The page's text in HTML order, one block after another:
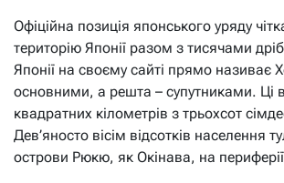
Офіційна позиція японського уряду
територію Японії разом з тисячами
Японії на своєму сайті прямо
основними, а решта – супутниками. Ці
квадратних кілометрів з трьохсот
Дев’яносто вісім відсотків населення
острови Рюкю, як Окінава, на